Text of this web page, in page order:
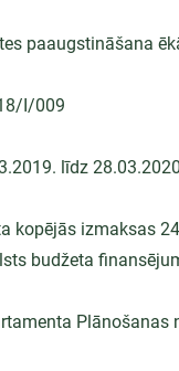
paaugstināšana
I/009
līdz
kopējās izmaksas
budžeta